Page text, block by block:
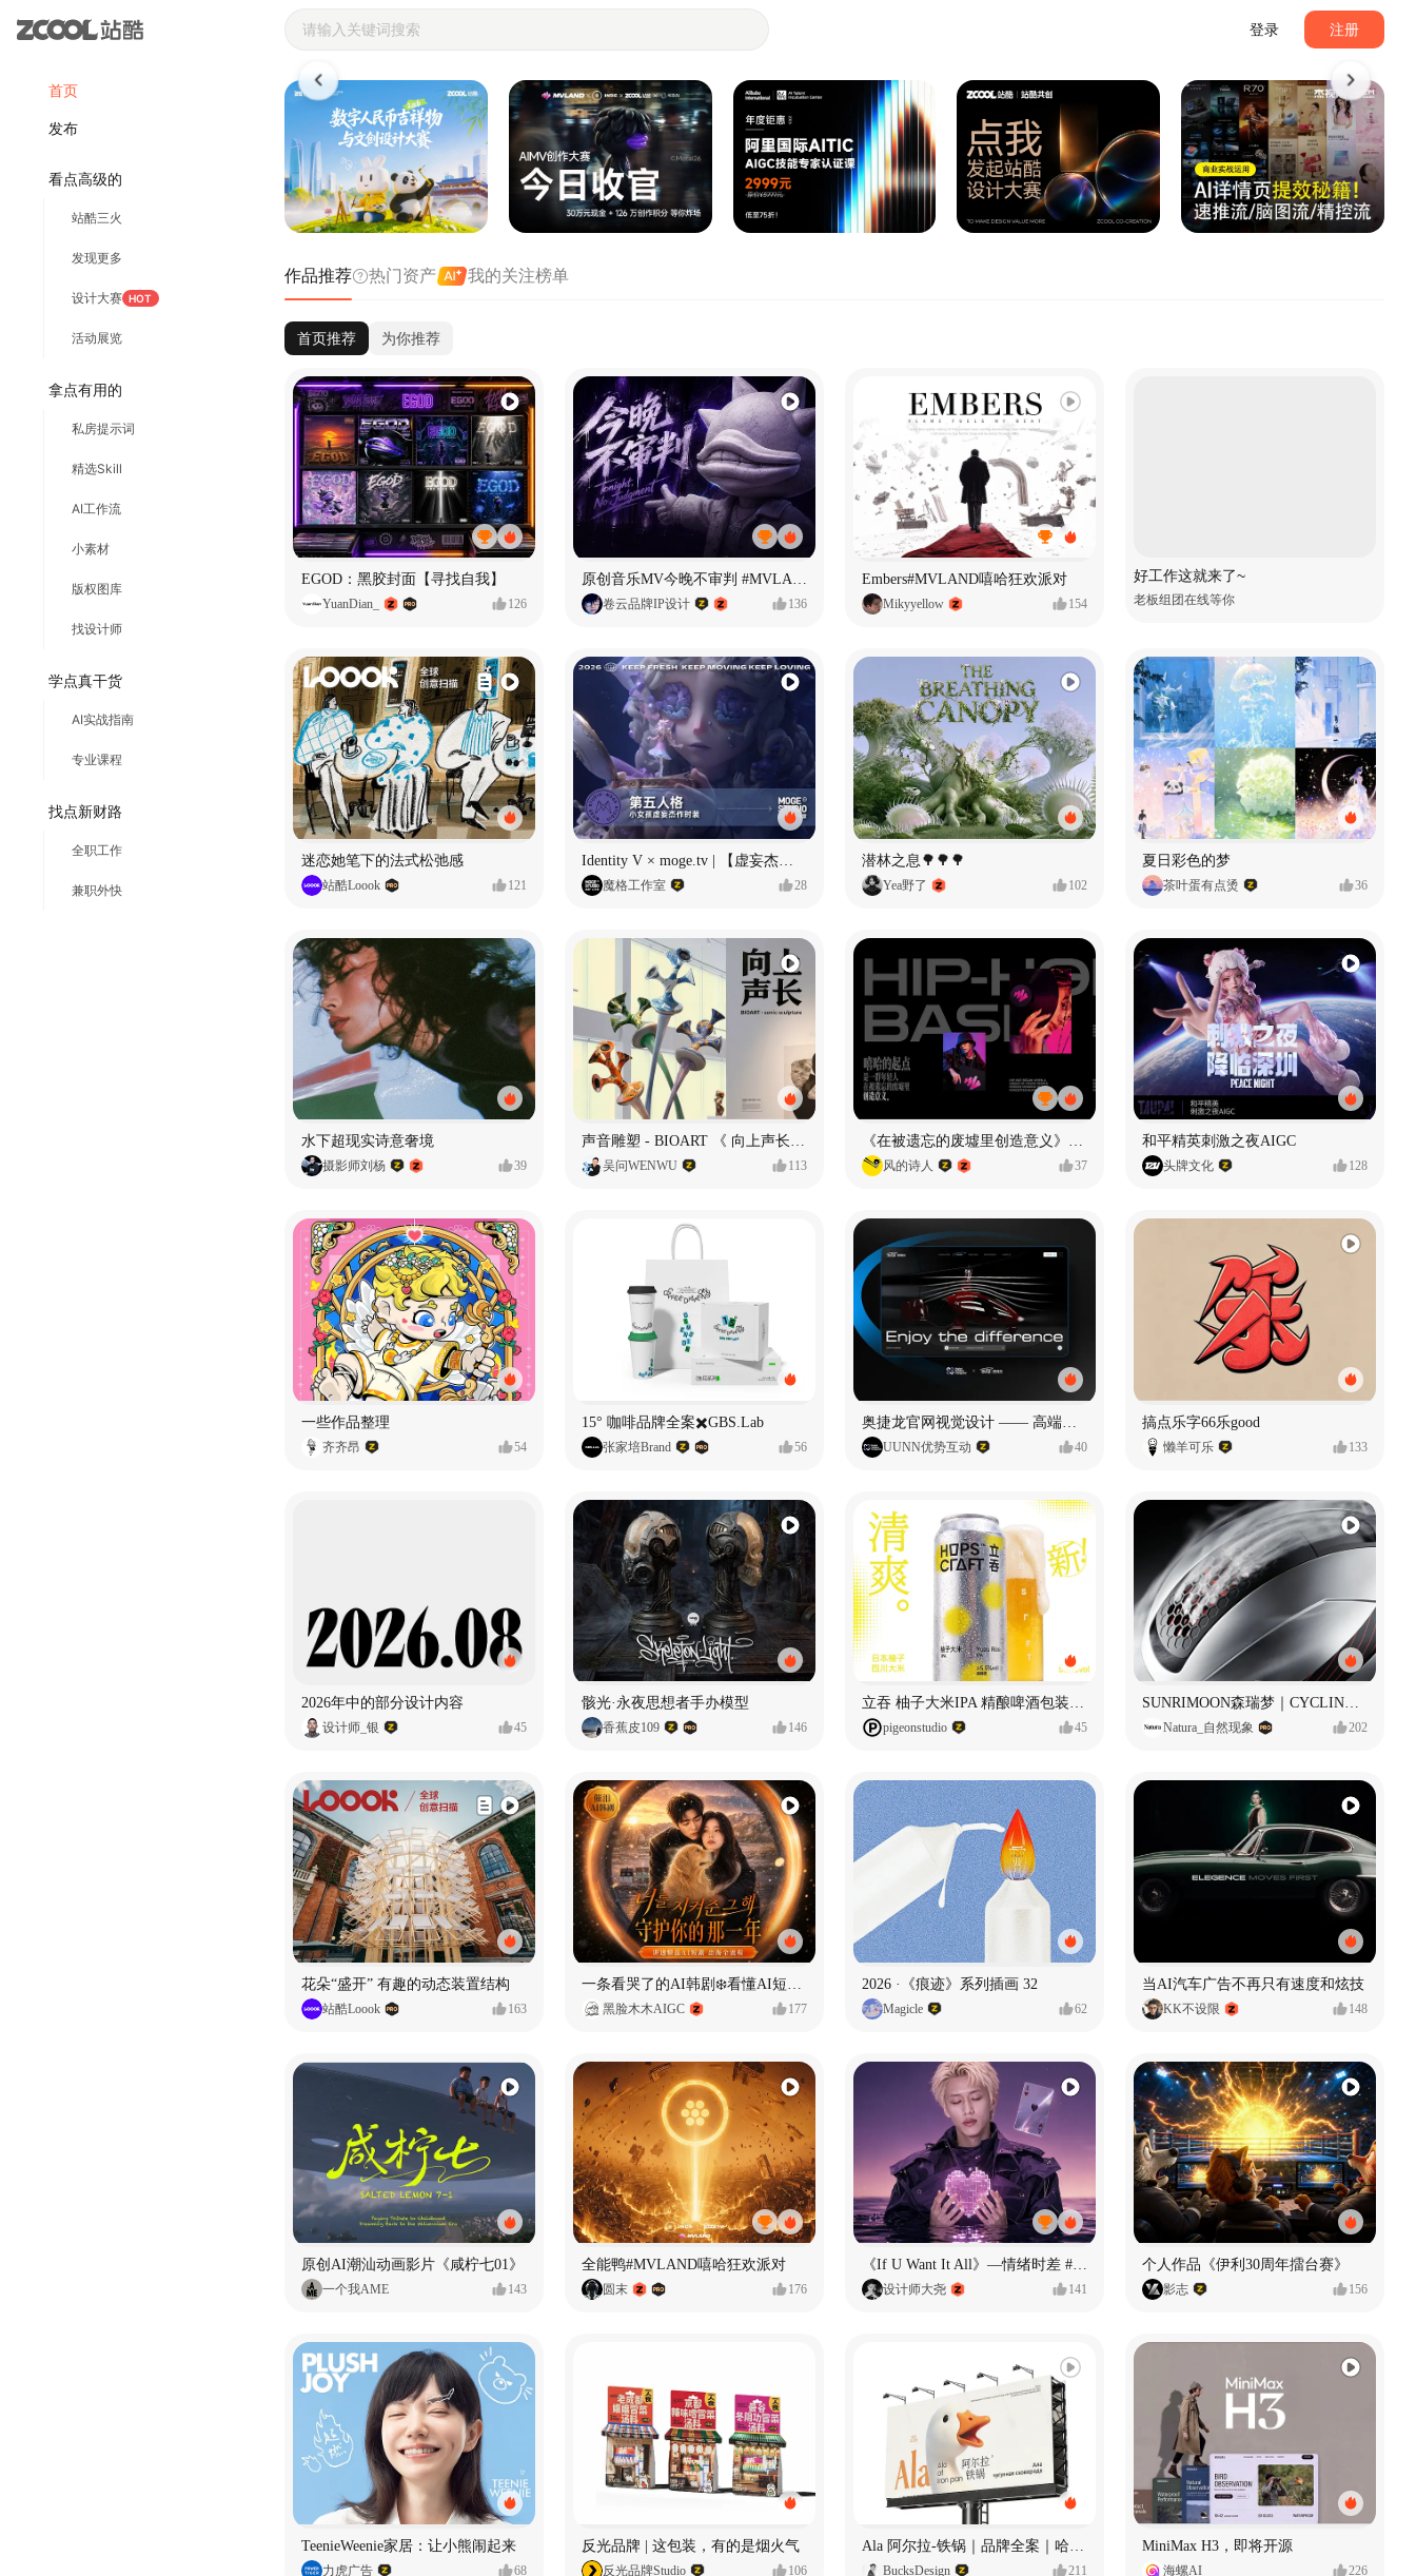
首页
发布
看点高级的
站酷三火
发现更多
设计大赛 HOT
活动展览
拿点有用的
私房提示词
精选Skill
AI工作流
小素材
版权图库
找设计师
学点真干货
AI实战指南
专业课程
找点新财路
全职工作
兼职外快
登录 注册
站酷ZCOOL - 设计师们都在站酷
作品推荐 热门资产 我的关注榜单
首页推荐 为你推荐
EGOD：黑胶封面【寻找自我】
YuanDian_ 126
原创音乐MV今晚不审判 #MVLAND嘻哈狂欢派对
卷云品牌IP设计 136
Embers#MVLAND嘻哈狂欢派对
Mikyyellow 154
好工作这就来了~
老板组团在线等你
迷恋她笔下的法式松弛感
站酷Loook 121 魔格工作室 28
潜林之息🌳🌳🌳
Yea野了 102
夏日彩色的梦
茶叶蛋有点烫 36
水下超现实诗意奢境
摄影师刘杨 39
声音雕塑 - BIOART 《 向上声长 》
吴问WENWU 113
《在被遗忘的废墟里创造意义》#MVLAND嘻哈狂欢派对
风的诗人 37
和平精英刺激之夜AIGC
头牌文化 128
一些作品整理
齐齐昂 54
15° 咖啡品牌全案✖️GBS.Lab
张家培Brand 56 UUNN优势互动 40
搞点乐字66乐good
懒羊可乐 133
2026年中的部分设计内容
设计师_银 45
骸光·永夜思想者手办模型
香蕉皮109 146
立吞 柚子大米IPA 精酿啤酒包装设计
pigeonstudio 45
SUNRIMOON森瑞梦｜CYCLING HELMET CG｜气动骑行头盔
Natura_自然现象 202
花朵“盛开” 有趣的动态装置结构
站酷Loook 163 黑脸木木AIGC 177
2026 ·《痕迹》系列插画 32
Magicle 62
当AI汽车广告不再只有速度和炫技
KK不设限 148
原创AI潮汕动画影片《咸柠七01》
一个我AME 143
全能鸭#MVLAND嘻哈狂欢派对
圆末 176
《If U Want It All》—情绪时差 #MVLAND嘻哈狂欢派对
设计师大尧 141
个人作品《伊利30周年擂台赛》
影志 156
TeenieWeenie家居：让小熊闹起来
力虎广告 68
反光品牌 | 这包装，有的是烟火气
反光品牌Studio 106 BucksDesign 211
MiniMax H3，即将开源
海螺AI 226